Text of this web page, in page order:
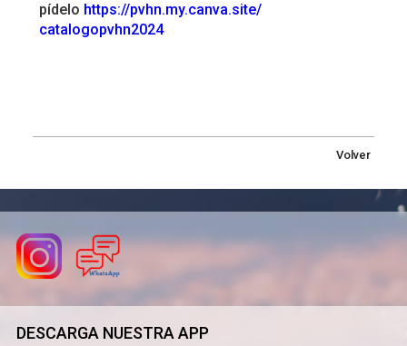
pídelo https://pvhn.my.canva.site/
catalogopvhn2024
Volver
DESCARGA NUESTRA APP